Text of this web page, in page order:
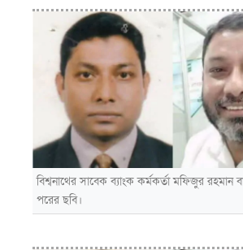
বিশ্বনাথের সাবেক ব্যাংক কর্মকর্তা মফিজুর
পরের ছবি।